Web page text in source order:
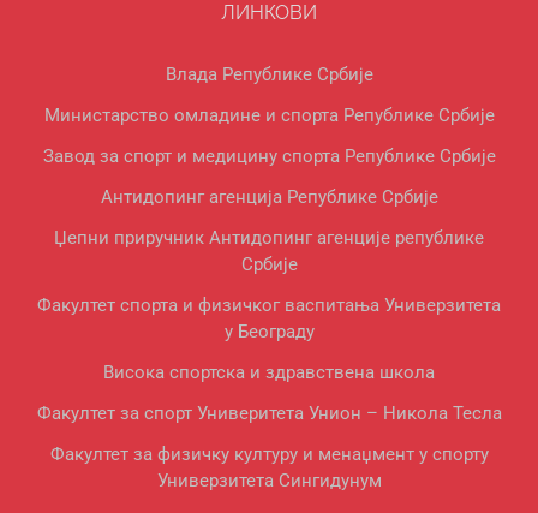
ЛИНКОВИ
Влада Републике Србије
Министарство омладине и спорта Републике Србије
Завод за спорт и медицину спорта Републике Србије
Антидопинг агенција Републике Србије
Џепни приручник Антидопинг агенције републике
Србије
Факултет спорта и физичког васпитања Универзитета
у Београду
Висока спортска и здравствена школа
Факултет за спорт Универитета Унион – Никола Тесла
Факултет за физичку културу и менаџмент у спорту
Универзитета Сингидунум